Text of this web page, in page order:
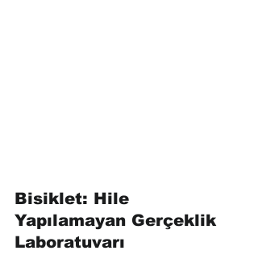
Bisiklet: Hile
Yapılamayan Gerçeklik
Laboratuvarı